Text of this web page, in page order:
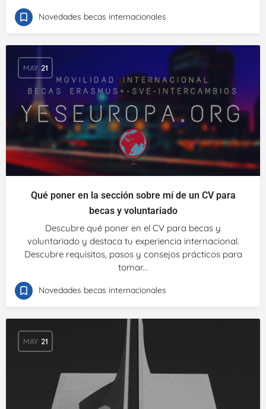
Novedades becas internacionales
MAY 21
Qué poner en la sección sobre mí de un CV para
becas y voluntariado
Descubre qué poner en el CV para becas y
voluntariado y destaca tu experiencia internacional.
Descubre requisitos, pasos y consejos prácticos para
tomar...
Novedades becas internacionales
MAY 21